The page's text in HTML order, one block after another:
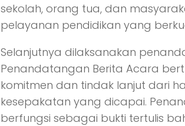
sekolah, orang tua, dan
pelayanan pendidikan yang
Selanjutnya dilaksanakan
Penandatangan Berita Acara
komitmen dan tindak lanjut dari
kesepakatan yang dicapai.
berfungsi sebagai bukti tertulis